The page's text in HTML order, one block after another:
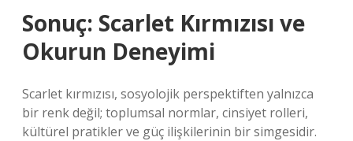
Sonuç: Scarlet Kırmızısı ve
Okurun Deneyimi
Scarlet kırmızısı, sosyolojik perspektiften yalnızca
bir renk değil; toplumsal normlar, cinsiyet rolleri,
kültürel pratikler ve güç ilişkilerinin bir simgesidir.